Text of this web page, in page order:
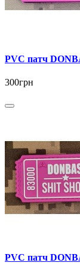
PVC патч
300грн
PVC патч